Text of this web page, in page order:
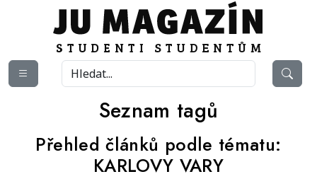
Seznam tagů
Přehled článků podle tématu:
KARLOVY VARY